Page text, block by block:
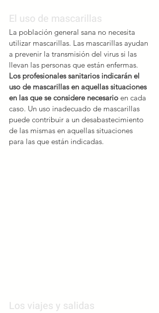
El uso de mascarillas
La población general sana no necesita
utilizar mascarillas. Las mascarillas ayudan
a prevenir la transmisión del virus si las
llevan las personas que están enfermas.
Los profesionales sanitarios indicarán el
uso de mascarillas en aquellas situaciones
en las que se considere necesario en cada
caso. Un uso inadecuado de mascarillas
puede contribuir a un desabastecimiento
de las mismas en aquellas situaciones
para las que están indicadas.
Los viajes y salidas